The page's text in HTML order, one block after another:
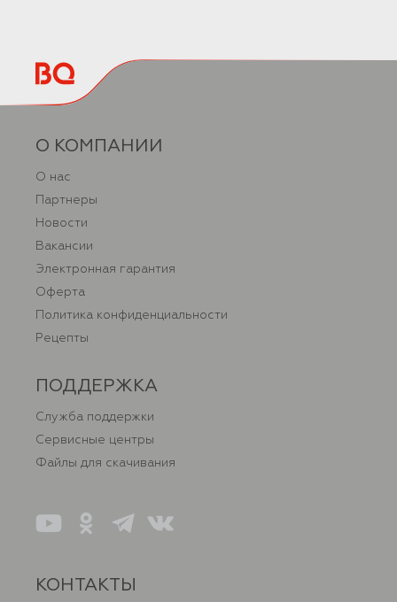
О КОМПАНИИ
О нас
Партнеры
Новости
Вакансии
Электронная гарантия
Оферта
Политика конфиденциальности
Рецепты
ПОДДЕРЖКА
Служба поддержки
Сервисные центры
Файлы для скачивания
КОНТАКТЫ